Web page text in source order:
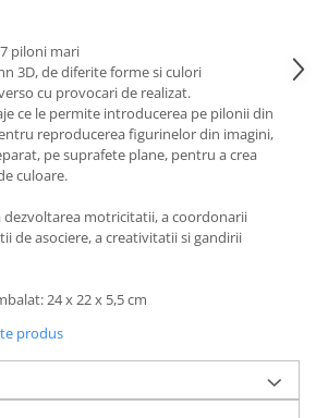
piloni mari
3D, de diferite forme si culori
cu provocari de realizat.
ce le permite introducerea pe pilonii din
reproducerea figurinelor din imagini,
pe suprafete plane, pentru a crea
culoare.
dezvoltarea motricitatii, a coordonarii
de asociere, a creativitatii si gandirii
24 x 22 x 5,5 cm
produs